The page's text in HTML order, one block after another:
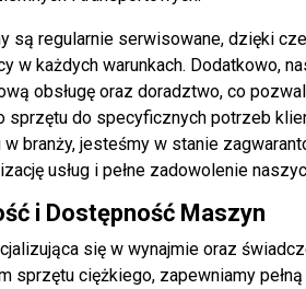
są regularnie serwisowane, dzięki
w każdych warunkach. Dodatkowo,
obsługę oraz doradztwo, co
sprzętu do specyficznych potrzeb
branży, jesteśmy w stanie
usług i pełne zadowolenie
i Dostępność Maszyn
się w wynajmie oraz
sprzętu ciężkiego, zapewniamy